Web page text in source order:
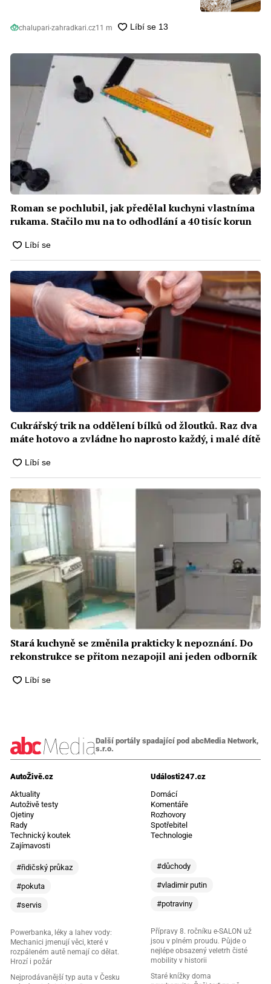
chalupari-zahradkari.cz11 m
Roman se pochlubil, jak předělal kuchyni vlastníma
rukama. Stačilo mu na to odhodlání a 40 tisíc korun
Cukrářský trik na oddělení bílků od žloutků. Raz dva
máte hotovo a zvládne ho naprosto každý, i malé dítě
Stará kuchyně se změnila prakticky k nepoznání. Do
rekonstrukce se přitom nezapojil ani jeden odborník
Další portály spadající pod abcMedia Network,
s.r.o.
AutoŽivě.cz
Aktuality
Autoživě testy
Ojetiny
Rady
Technický koutek
Zajímavosti
#řidičský průkaz
#pokuta
#servis
Powerbanka, léky a lahev vody:
Mechanici jmenují věci, které v
rozpáleném autě nemají co dělat.
Hrozí i požár
Nejprodávanější typ auta v Česku
Události247.cz
Domácí
Komentáře
Rozhovory
Spotřebitel
Technologie
#důchody
#vladimir putin
#potraviny
Přípravy 8. ročníku e-SALON už
jsou v plném proudu. Půjde o
nejlépe obsazený veletrh čisté
mobility v historii
Staré knížky doma